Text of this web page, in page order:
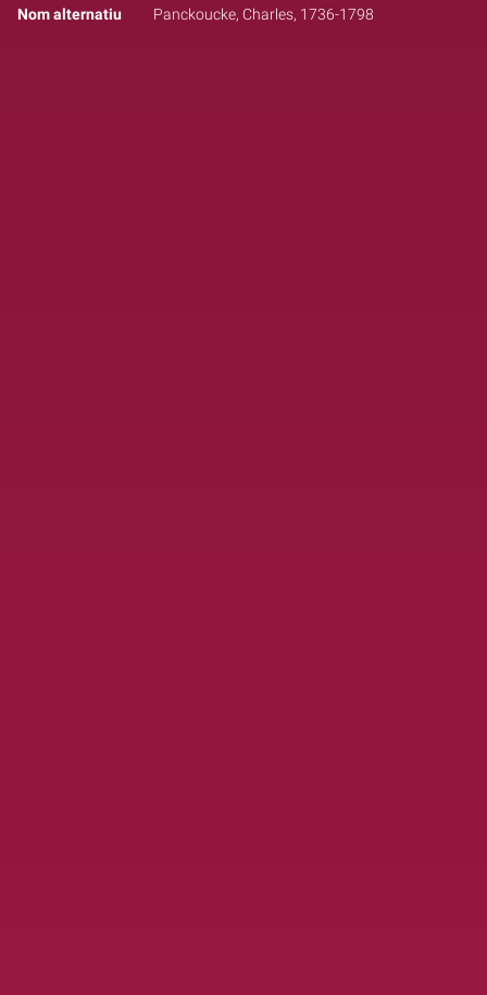
Nom alternatiu Panckoucke, Charles, 1736-1798